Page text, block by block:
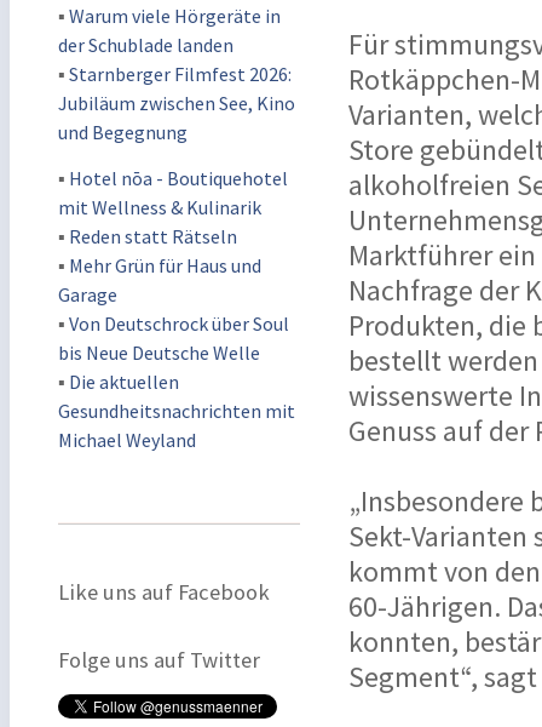
▪ Warum viele Hörgeräte in
der Schublade landen
▪ Starnberger Filmfest 2026:
Jubiläum zwischen See, Kino
und Begegnung
▪ Hotel nōa - Boutiquehotel
mit Wellness & Kulinarik
▪ Reden statt Rätseln
▪ Mehr Grün für Haus und
Garage
▪ Von Deutschrock über Soul
bis Neue Deutsche Welle
▪ Die aktuellen
Gesundheitsnachrichten mit
Michael Weyland
Like uns auf Facebook
Folge uns auf Twitter
Für
Rotkäppchen-
Varianten,
Store
alkoholfreien
Marktführer
Nachfrage der
Produkten, die
bestellt
wissenswerte
Genuss auf
„Insbesondere
Sekt-Varianten
kommt von
60-Jährigen.
konnten,
Segment“,